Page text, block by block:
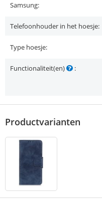
Samsung:
Telefoonhouder in het hoesje:
Type hoesje:
Functionaliteit(en) :
Productvarianten